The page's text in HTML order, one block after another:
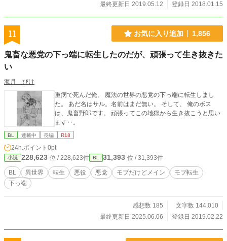
最終更新日 2019.05.12
登録日 2018.01.15
11 お気に入り追加 1,856
鬼畜な悪党の下っ端に転生したのだが、頑張って生き抜きた
い
海月 ぴけ
重病で死んだ俺。 魔法の世界の悪党の下っ端に転生しまし
た。 あだ名はサル。名前はまだ無い。 そして、 俺のボス
は、鬼畜野郎です。 頑張ってこの地獄から生き抜こうと思い
ます‥。
BL 連載中 長編 R18
24h.ポイント 0pt
小説 228,623 位 / 228,623件 BL 31,393 位 / 31,393件
BL 異世界 転生 悪役 悪党 モブだけどメイン
モブ転生
下っ端
感想数 185
文字数 144,010
最終更新日 2025.06.06
登録日 2019.02.22